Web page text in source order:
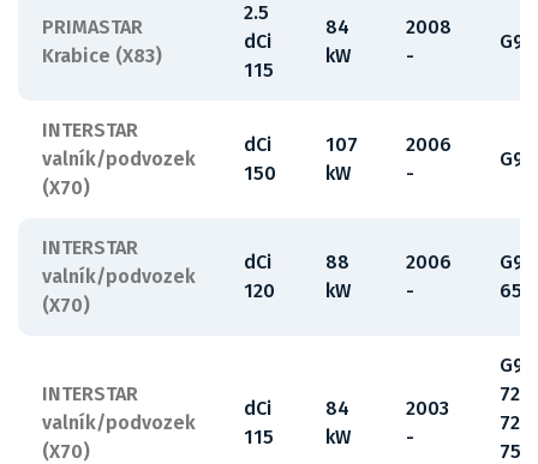
PRIMASTAR
Krabice (X83)
2.5
dCi
115
84
kW
2008
-
INTERSTAR
valník/podvozek
(X70)
dCi
150
107
kW
2006
-
INTERSTAR
valník/podvozek
(X70)
dCi
120
88
kW
2006
-
G9U
650
INTERSTAR
valník/podvozek
(X70)
dCi
115
84
kW
2003
-
G9U